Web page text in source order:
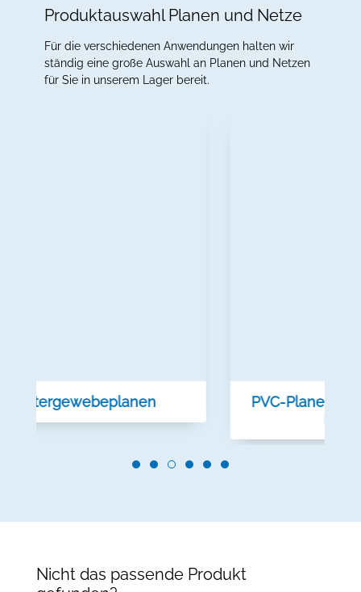
Produktauswahl Planen und Netze
Für die verschiedenen Anwendungen halten wir
ständig eine große Auswahl an Planen und Netzen
für Sie in unserem Lager bereit.
PVC-Planen/PVC-Hauben/PVC-
Mietplanen
Nicht das passende Produkt